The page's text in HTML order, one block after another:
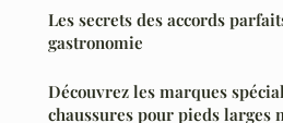
Les secrets des accords
gastronomie
Découvrez les marques
chaussures pour pieds larges